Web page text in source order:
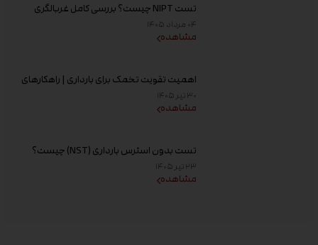
تست NIPT چیست؟ بررسی کامل غربالگری
غیر تهاجمی پیش از تولد، زمان انجام و تفسیر
جواب
۰۴ مرداد ۱۴۰۵
مشاهده
اهمیت تقویت تخمک برای بارداری | راهکارهای
افزایش کیفیت تخمک و شانس باروری
۳۰ تیر ۱۴۰۵
مشاهده
تست بدون استرس بارداری (NST) چیست؟
زمان انجام و تفسیر نتیجه
۲۳ تیر ۱۴۰۵
مشاهده